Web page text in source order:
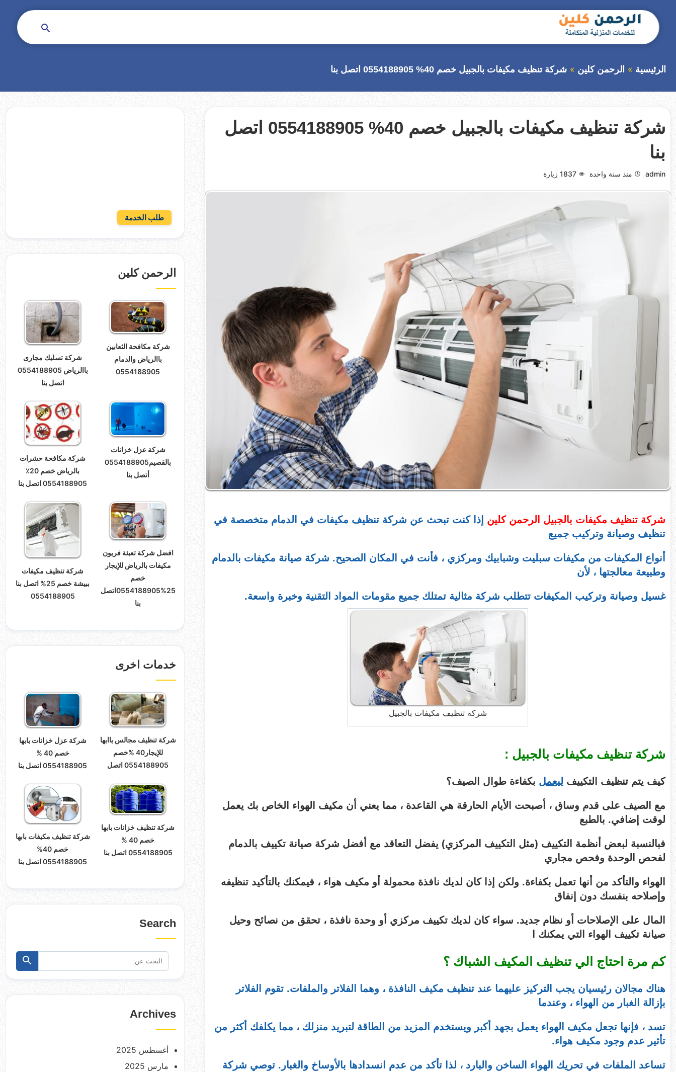
المحتوى
الرئيسية الرحمن كلين شركة تنظيف مكيفات بالجبيل خصم 40% 0554188905 اتصل بنا
شركة تنظيف مكيفات بالجبيل خصم 40% 0554188905 اتصل
بنا
admin منذ سنة واحدة 1837 زيارة
شركة تنظيف مكيفات بالجبيل الرحمن كلين إذا كنت تبحث عن شركة تنظيف مكيفات في الدمام متخصصة في
تنظيف وصيانة وتركيب جميع
أنواع المكيفات من مكيفات سبليت وشبابيك ومركزي ، فأنت في المكان الصحيح. شركة صيانة مكيفات بالدمام
وطبيعة معالجتها ، لأن
غسيل وصيانة وتركيب المكيفات تتطلب شركة مثالية تمتلك جميع مقومات المواد التقنية وخبرة واسعة.
شركة تنظيف مكيفات بالجبيل
شركة تنظيف مكيفات بالجبيل :
كيف يتم تنظيف التكييف ليعمل بكفاءة طوال الصيف؟
مع الصيف على قدم وساق ، أصبحت الأيام الحارقة هي القاعدة ، مما يعني أن مكيف الهواء الخاص بك يعمل
لوقت إضافي. بالطبع
فبالنسبة لبعض أنظمة التكييف (مثل التكييف المركزي) يفضل التعاقد مع أفضل شركة صيانة تكييف بالدمام
لفحص الوحدة وفحص مجاري
الهواء والتأكد من أنها تعمل بكفاءة. ولكن إذا كان لديك نافذة محمولة أو مكيف هواء ، فيمكنك بالتأكيد تنظيفه
وإصلاحه بنفسك دون إنفاق
المال على الإصلاحات أو نظام جديد. سواء كان لديك تكييف مركزي أو وحدة نافذة ، تحقق من نصائح وحيل
صيانة تكييف الهواء التي يمكنك ا
كم مرة احتاج الي تنظيف المكيف الشباك ؟
هناك مجالان رئيسيان يجب التركيز عليهما عند تنظيف مكيف النافذة ، وهما الفلاتر والملفات. تقوم الفلاتر
بإزالة الغبار من الهواء ، وعندما
تسد ، فإنها تجعل مكيف الهواء يعمل بجهد أكبر ويستخدم المزيد من الطاقة لتبريد منزلك ، مما يكلفك أكثر من
تأثير عدم وجود مكيف هواء.
تساعد الملفات في تحريك الهواء الساخن والبارد ، لذا تأكد من عدم انسدادها بالأوساخ والغبار. توصي شركة
طلب الخدمة
الرحمن كلين
شركة مكافحة الثعابين
باالرياض والدمام
0554188905
شركة تسليك مجارى
باالرياض 0554188905
اتصل بنا
شركة عزل خزانات
بالقصيم0554188905
أتصل بنا
شركة مكافحة حشرات
بالرياض خصم 20٪
0554188905 اتصل بنا
افضل شركة تعبئة فريون
مكيفات بالرياض للإيجار
خصم
25%0554188905اتصل
بنا
شركة تنظيف مكيفات
ببيشة خصم 25% اتصل بنا
0554188905
خدمات اخرى
شركة تنظيف مجالس باابها
للإيجار40 %خصم
0554188905 اتصل
شركة عزل خزانات بابها
خصم 40 %
0554188905 اتصل بنا
شركة تنظيف خزانات بابها
خصم 40 %
0554188905 اتصل بنا
شركة تنظيف مكيفات بابها
خصم 40%
0554188905 اتصل بنا
Search
البحث
عن:
ابحث
Archives
أغسطس 2025
مارس 2025